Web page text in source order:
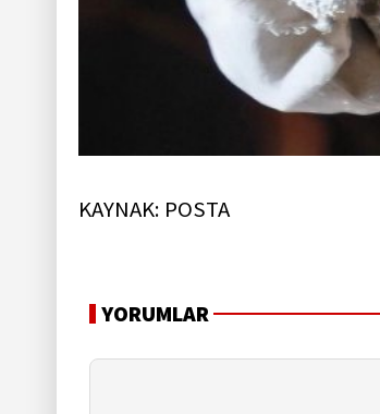
KAYNAK: POSTA
YORUMLAR